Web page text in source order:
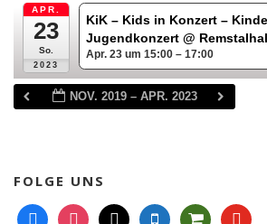
APR.
23
So.
2023
KiK – Kids in Konzert –
Jugendkonzert@
Apr. 23 um 15:00 – 17:00
NOV. 2019 – APR. 2023
FOLGE UNS
f
i
m
m
s
y